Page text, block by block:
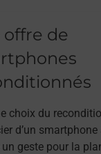
offre de
choix du
d’un
geste pour la